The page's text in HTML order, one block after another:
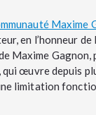
Maxime
en l’honneur de
Maxime
œuvre depuis
limitation